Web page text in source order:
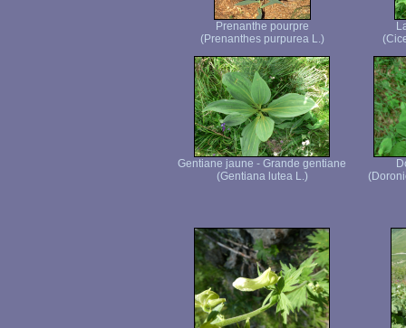
Prenanthe pourpre
(Prenanthes purpurea L.)
Gentiane jaune - Grande gentiane
(Gentiana lutea L.)